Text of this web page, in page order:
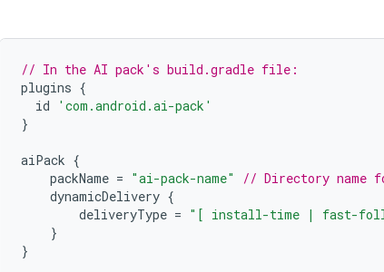
// In the AI pack's build.gradle file:
plugins {
id
'com.android.ai-pack'
}
aiPack {
packName = "ai-pack-name"
// Directory name
dynamicDelivery {
deliveryType = "[ install-time | fast-
}
}